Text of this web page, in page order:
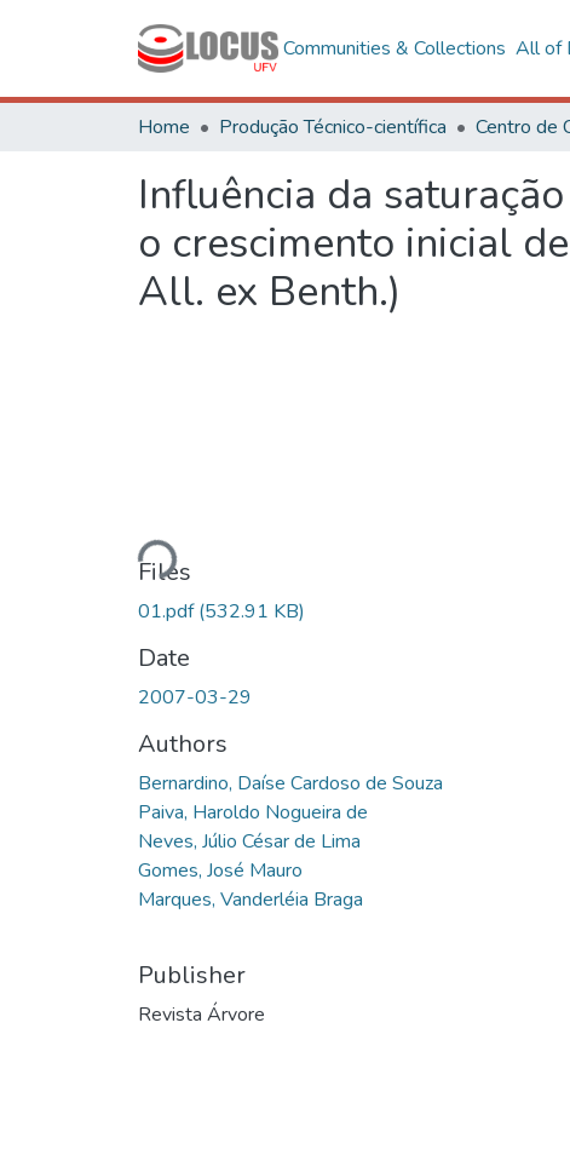
Communities & Collections All of
Home Produção Técnico-científica Centro de
Influência da
o crescimento inicial
All. ex Benth.)
Loading...
Files
01.pdf(532.91 KB)
Date
2007-03-29
Authors
Bernardino, Daíse Cardoso de Souza
Paiva, Haroldo Nogueira de
Neves, Júlio César de Lima
Gomes, José Mauro
Marques, Vanderléia Braga
Publisher
Revista Árvore